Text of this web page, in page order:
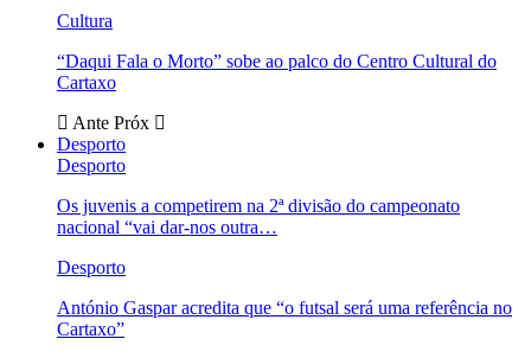
Cultura
“Daqui Fala o Morto” sobe ao palco do Centro Cultural do
Cartaxo
Ante Próx
Desporto
Desporto
Os juvenis a competirem na 2ª divisão do campeonato
nacional “vai dar-nos outra…
Desporto
António Gaspar acredita que “o futsal será uma referência no
Cartaxo”